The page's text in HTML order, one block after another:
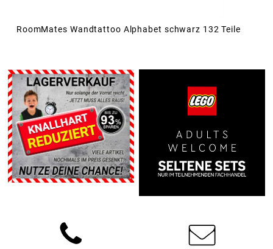
RoomMates Wandtattoo Alphabet schwarz 132 Teile